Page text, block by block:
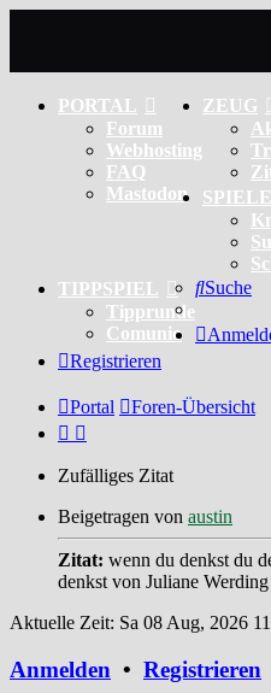
PORTAL
Forum
Webhosting
FAQ
Mastodon
ZEUG
SPIELE
TIPPSPIEL
Tipprunde
Comunio
Suche
Registrieren
Portal Foren-Übersicht
Zufälliges Zitat
Beigetragen von austin
Zitat: wenn du denkst du
denkst von Juliane Werding
Aktuelle Zeit: Sa 08 Aug, 2026
Anmelden • Registrieren